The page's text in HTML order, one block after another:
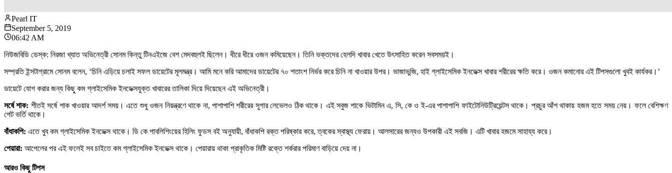
Pearl IT
September 5, 2019
06:42 AM
নিউজবিডি ডেস্ক: নিরজা খ্যাত অভিনেত্রী সোনম কিন্তু টিনএইজে বেশ মেদবহুলই ছিলেন। ধীরে ধীরে ওজন কমিয়েছেন। তিনি ভক্তদের হেলদি খাবার খেতে উৎসাহিত করেন সবসময়ই।
সম্প্রতি ইন্সটাগ্রামে সোনম বলেন, ‘চিনি এড়িয়ে চলাই সফল ডায়েটের মূলমন্ত্র। আমি মনে করি আমাদের ডায়েটের ৭০ শতাংশ নির্ভর করে চিনি না খাওয়ার উপর। ভাজাভুজি, হাই গ্লাইসেমিক ইনডেক্স খাবার শরীরের ক্ষতি করে। ওজন কমানোর এই টিপসগুলো খুবই কার্যকর।’
ডায়েটে যোগ করার জন্য কিছু কম গ্লাইসেমিক ইনডেক্সযুক্ত খাবারের তালিকা দিয়ে দিয়েছেন এই অভিনেত্রী।
সর্ষে শাক: শীতই সর্ষে শাক খাওয়ার আদর্শ সময়। এতে শুধু ওজন নিয়ন্ত্রণে থাকে না, পাশাপাশি শরীরের সুগার লেভেলও ঠিক থাকে। এই সবুজ শাকে ভিটামিন এ, সি, কে ও ই-এর পাশাপাশি ফাইটোনিউট্রিয়েন্টস থাকে। প্রচুর আঁশ থাকায় হজম হতে সময় নেয়। ফলে বেশিক্ষণ
পেট ভর্তি থাকে।
বাঁধাকপি: এতে খুব কম গ্লাইসেমিক ইনডেক্স থাকে। ডি কে পাবলিশিংয়ের হিলিং ফুডস বই অনুযায়ী, বাঁধাকপি রক্ত পরিষ্কার করে, ত্বকের স্বাস্থ্য ফেরায়। আলসারের জন্যও উপকারী এই সবজি। এটি খাবার হজমে সাহায্য করে।
পেয়ারা: আপেলের পর এই ফলেই সব চাইতে কম গ্লাইসেমিক ইনডেক্স থাকে। পেয়ারায় থাকা প্রাকৃতিক মিষ্টি রক্তে শর্করার পরিমাণ বাড়িয়ে দেয় না।
আরও কিছু টিপস